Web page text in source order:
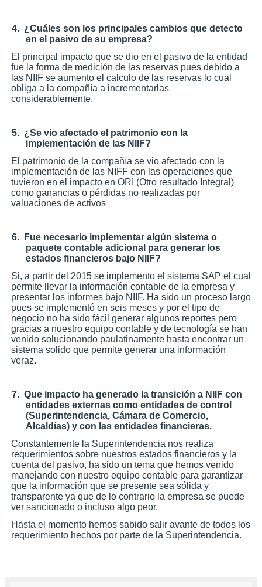
4. ¿Cuáles son los principales cambios que detecto
en el pasivo de su empresa?
El principal impacto que se dio en el pasivo de la entidad
fue la forma de medición de las reservas pues debido a
las NIIF se aumento el calculo de las reservas lo cual
obliga a la compañía a incrementarlas
considerablemente.
5. ¿Se vio afectado el patrimonio con la
implementación de las NIIF?
El patrimonio de la compañía se vio afectado con la
implementación de las NIFF con las operaciones que
tuvieron en el impacto en ORI (Otro resultado Integral)
como ganancias o pérdidas no realizadas por
valuaciones de activos
6.
Fue necesario implementar algún sistema o
paquete contable adicional para generar los
estados financieros bajo NIIF?
Si, a partir del 2015 se implemento el sistema SAP el cual
permite llevar la información contable de la empresa y
presentar los informes bajo NIIF. Ha sido un proceso largo
pues se implementó en seis meses y por el tipo de
negocio no ha sido fácil generar algunos reportes pero
gracias a nuestro equipo contable y de tecnología se han
venido solucionando paulatinamente hasta encontrar un
sistema solido que permite generar una información
veraz.
7. Que impacto ha generado la transición a NIIF con
entidades externas como entidades de control
(Superintendencia, Cámara de Comercio,
Alcaldías) y con las entidades financieras.
Constantemente la Superintendencia nos realiza
requerimientos sobre nuestros estados financieros y la
cuenta del pasivo, ha sido un tema que hemos venido
manejando con nuestro equipo contable para garantizar
que la información que se presente sea sólida y
transparente ya que de lo contrario la empresa se puede
ver sancionado o incluso algo peor.
Hasta el momento hemos sabido salir avante de todos los
requerimiento hechos por parte de la Superintendencia.